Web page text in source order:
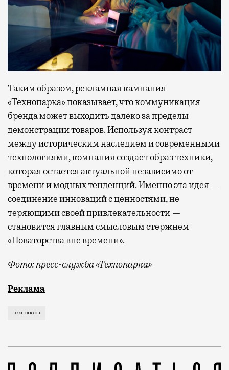
Таким образом, рекламная кампания
«Технопарка» показывает, что коммуникация
бренда может выходить далеко за пределы
демонстрации товаров. Используя контраст
между историческим наследием и современными
технологиями, компания создает образ техники,
которая остается актуальной независимо от
времени и модных тенденций. Именно эта идея —
соединение инноваций с ценностями, не
теряющими своей привлекательности —
становится главным смысловым стержнем
«Новаторства вне времени».
Фото: пресс-служба «Технопарка»
Рекламные кампании техники редко выходят за
Реклама
технопарк